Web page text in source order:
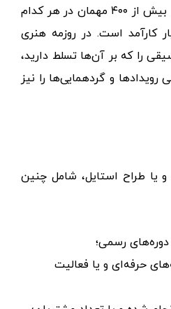
۳۵۰ گردهمایی و رویداد با بیش از ۴۰۰ مهمان در هر کدام
کارآمد است. در روزمه هنری
را که بر آن‌ها تسلط دارید،
و گردهمایی‌ها را نیز
یا طراح استایل، شامل چنین
رسمی؛
حرفه‌ای و یا فعالیت